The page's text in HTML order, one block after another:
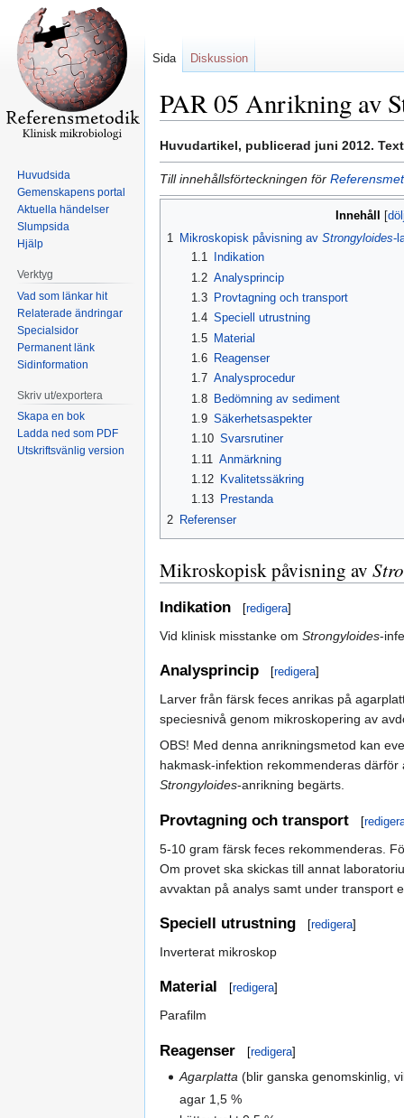
PAR 05 Anrikning av
Hoppa
till
navigering
Hoppa
till
sök
Huvudartikel, publicerad juni 2012.
Till innehållsförteckningen för
Innehåll
1 Mikroskopisk påvisning av Strongyloides-
1.1
Indikation
1.2 Analysprincip
1.3
Provtagning och transport
1.4 Speciell utrustning
1.5 Material
1.6
Reagenser
1.7 Analysprocedur
1.8 Bedömning av sediment
1.9 Säkerhetsaspekter
1.10 Svarsrutiner
1.11 Anmärkning
1.12
Kvalitetssäkring
1.13
Prestanda
2 Referenser
Mikroskopisk påvisning av
Indikation [redigera]
Vid klinisk misstanke om Strongyloides-
Analysprincip [redigera]
Larver från färsk feces anrikas på
speciesnivå genom mikroskopering av
OBS! Med denna anrikningsmetod kan
hakmask-infektion rekommenderas
Strongyloides-anrikning begärts.
Provtagning och transport [
5-10 gram färsk feces rekommenderas.
Om provet ska skickas till annat
avvaktan på analys samt under transport
Speciell utrustning [redigera]
Inverterat mikroskop
Material [redigera]
Parafilm
Reagenser [redigera]
Agarplatta (blir ganska genomskinlig,
agar 1,5 %
Sida Diskussion
Huvudsida
Gemenskapens portal
Aktuella händelser
Slumpsida
Hjälp
Verktyg
Vad som länkar hit
Relaterade ändringar
Specialsidor
Permanent länk
Sidinformation
Skriv ut/exportera
Skapa en bok
Ladda ned som PDF
Utskriftsvänlig version